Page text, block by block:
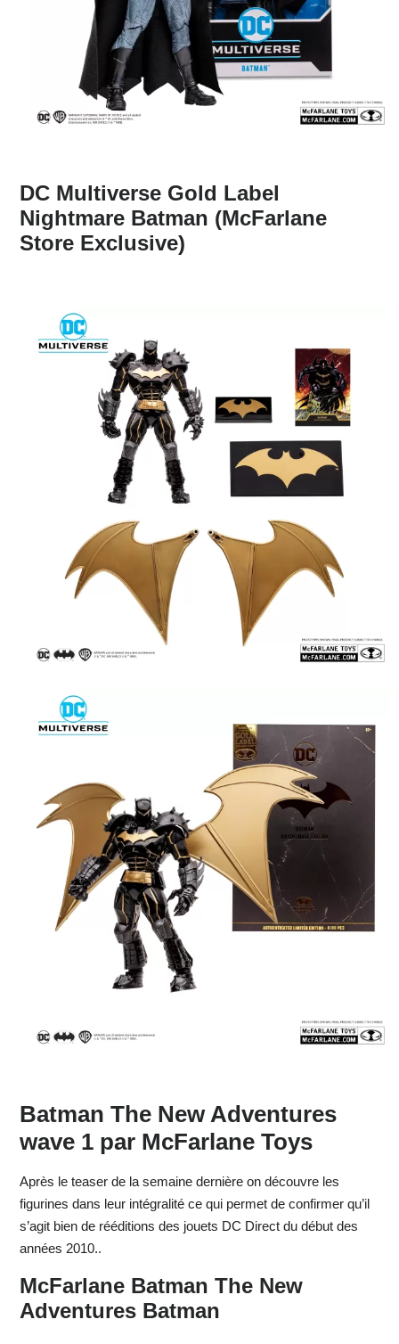
DC Multiverse Gold Label
Nightmare Batman (McFarlane
Store Exclusive)
Batman The New Adventures
wave 1 par McFarlane Toys
Après le teaser de la semaine dernière on découvre les
figurines dans leur intégralité ce qui permet de confirmer qu’il
s’agit bien de rééditions des jouets DC Direct du début des
années 2010..
McFarlane Batman The New
Adventures Batman